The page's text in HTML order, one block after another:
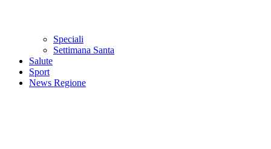
Speciali
Settimana Santa
Salute
Sport
News Regione